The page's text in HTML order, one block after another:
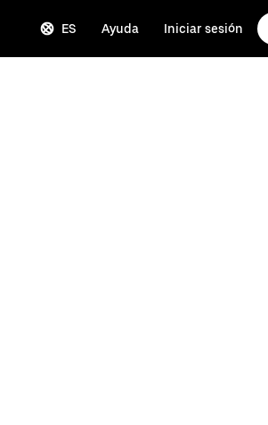
ES Ayuda Iniciar sesión